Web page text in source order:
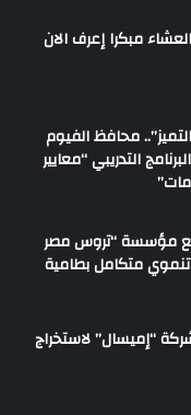
مبكرا إعرف الان
محافظ الفيوم
التدريبي “معايير
مؤسسة “تروس مصر
متكامل بطامية
“إميسال” لاستخراج